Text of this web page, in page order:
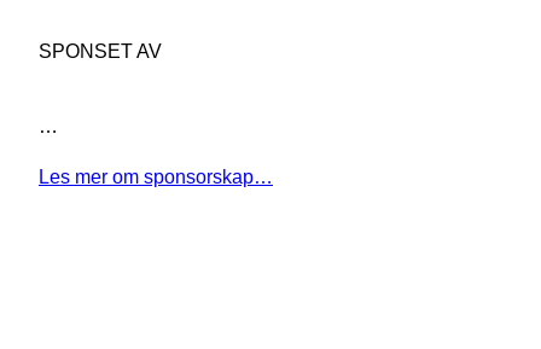
SPONSET AV
Les mer om sponsorskap…